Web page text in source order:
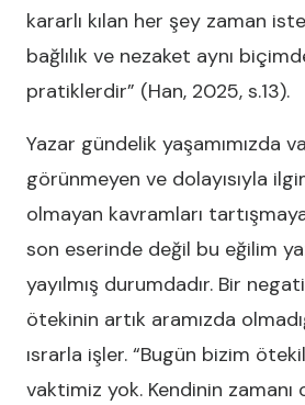
kararlı kılan her şey zaman
bağlılık ve nezaket aynı
pratiklerdir” (Han, 2025, s.13).
Yazar gündelik yaşamımızda
görünmeyen ve dolayısıyla
olmayan kavramları
son eserinde değil bu eğilim
yayılmış durumdadır. Bir
ötekinin artık aramızda
ısrarla işler. “Bugün bizim
vaktimiz yok. Kendinin zamanı